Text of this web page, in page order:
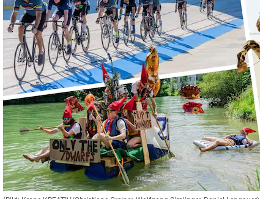
Muthgasse 2, 1190 Wien